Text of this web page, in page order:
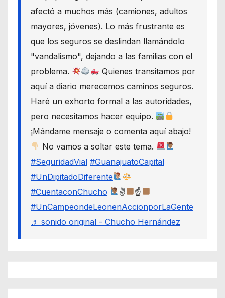
afectó a muchos más (camiones, adultos
mayores, jóvenes). Lo más frustrante es
que los seguros se deslindan llamándolo
"vandalismo", dejando a las familias con el
problema.
Quienes transitamos por
aquí a diario merecemos caminos seguros.
Haré un exhorto formal a las autoridades,
pero necesitamos hacer equipo.
¡Mándame mensaje o comenta aquí abajo!
No vamos a soltar este tema.
#SeguridadVial #GuanajuatoCapital
#UnDipitadoDiferente
#CuentaconChucho
✌
☝
#UnCampeondeLeonenAccionporLaGente
♬ sonido original - Chucho Hernández